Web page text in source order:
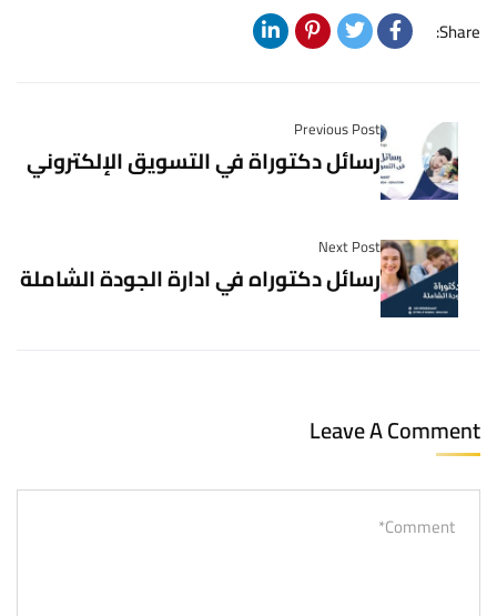
Share:
Previous Post
رسائل دكتوراة في التسويق الإلكتروني
Next Post
رسائل دكتوراه في ادارة الجودة الشاملة
Leave A Comment